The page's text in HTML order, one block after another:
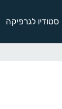
סטודיו לגרפיקה